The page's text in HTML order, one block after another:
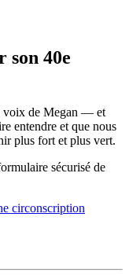
son 40e
voix de Megan — et
entendre et que nous
plus fort et plus vert.
sécurisé de
circonscription